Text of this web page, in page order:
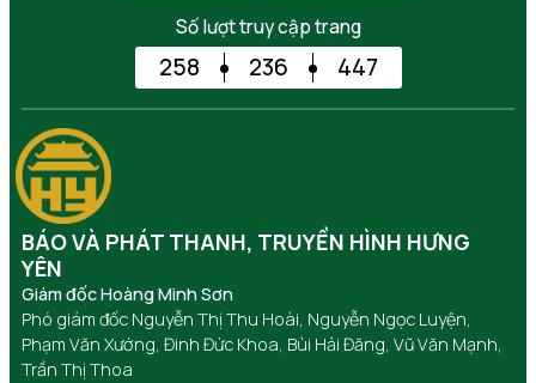
Số lượt truy cập trang
258 236 447
BÁO VÀ PHÁT THANH, TRUYỀN HÌNH HƯNG
YÊN
Giám đốc Hoàng Minh Sơn
Phó giám đốc Nguyễn Thị Thu Hoài, Nguyễn Ngọc Luyện,
Phạm Văn Xướng, Đinh Đức Khoa, Bùi Hải Đăng, Vũ Văn Mạnh,
Trần Thị Thoa